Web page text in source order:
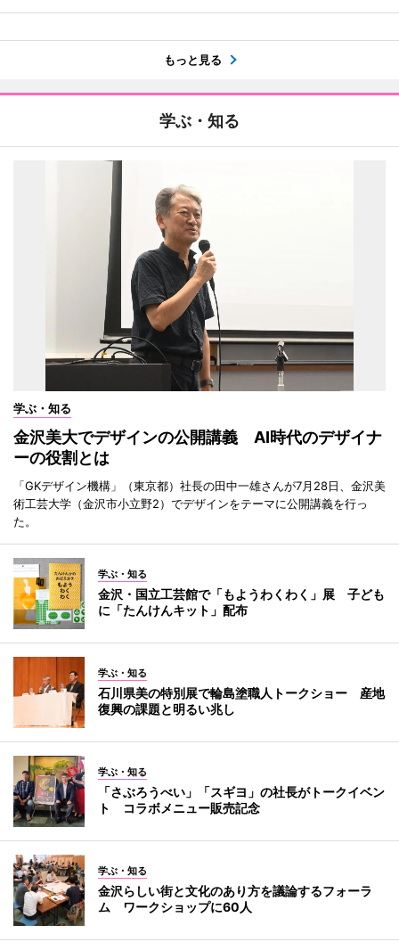
もっと見る
学ぶ・知る
学ぶ・知る
金沢美大でデザインの公開講義 AI時代のデザイナ
ーの役割とは
「GKデザイン機構」（東京都）社長の田中一雄さんが7月28日、金沢美
術工芸大学（金沢市小立野2）でデザインをテーマに公開講義を行っ
た。
学ぶ・知る
金沢・国立工芸館で「もようわくわく」展 子ども
に「たんけんキット」配布
学ぶ・知る
石川県美の特別展で輪島塗職人トークショー 産地
復興の課題と明るい兆し
学ぶ・知る
「さぶろうべい」「スギヨ」の社長がトークイベン
ト コラボメニュー販売記念
学ぶ・知る
金沢らしい街と文化のあり方を議論するフォーラ
ム ワークショップに60人